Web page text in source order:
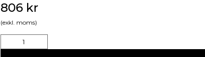
806 kr
(exkl. moms)